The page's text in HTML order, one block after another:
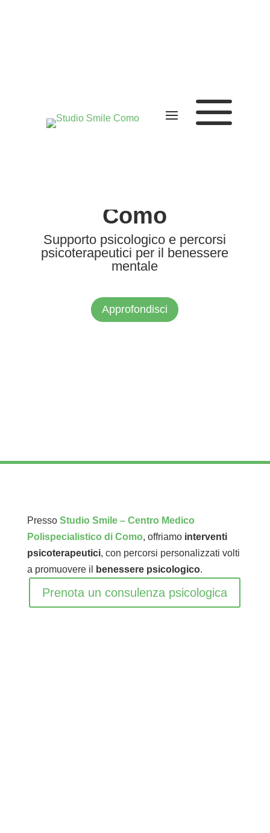
a
Como
Supporto psicologico e percorsi
psicoterapeutici per il benessere
mentale
Approfondisci
Presso Studio Smile – Centro Medico
Polispecialistico di Como, offriamo interventi
psicoterapeutici, con percorsi personalizzati volti
a promuovere il
benessere psicologico.
Prenota un consulenza psicologica